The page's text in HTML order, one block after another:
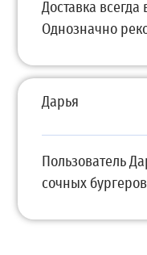
Доставка
Однозначно
Дарья
Пользователь
сочных